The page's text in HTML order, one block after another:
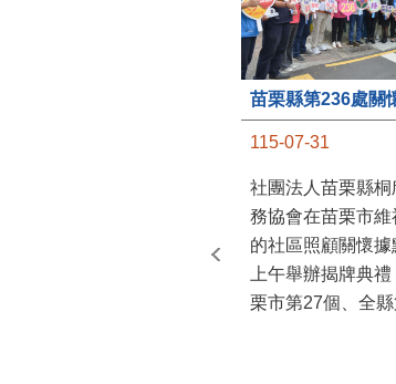
115-07-31
社團法人苗栗縣桐
務協會在苗栗市維
的社區照顧關懷據
上午舉辦揭牌典
栗市第27個、全